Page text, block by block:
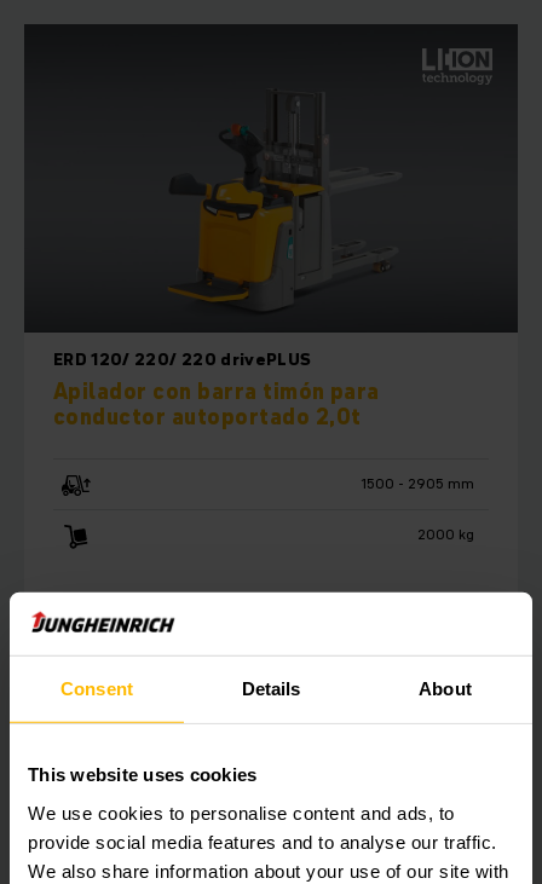
Consent Details About
This website uses cookies
We use cookies to personalise content and ads, to
provide social media features and to analyse our traffic.
We also share information about your use of our site with
ERD 120/ 220/ 220 drivePLUS
Apilador con barra timón para
conductor autoportado 2,0t
1500 - 2905 mm
2000 kg
OBTENER MÁS INFORMACIÓN